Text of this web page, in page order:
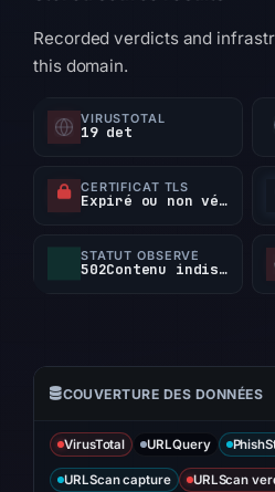
Recorded verdicts and
this domain.
VIRUSTOTAL
19 det
CERTIFICAT TLS
Expiré ou non vérifié
STATUT OBSERVÉ
502Contenu indisponible
COUVERTURE DES DONNÉES
VirusTotal URLQuery
URLScan capture URLScan